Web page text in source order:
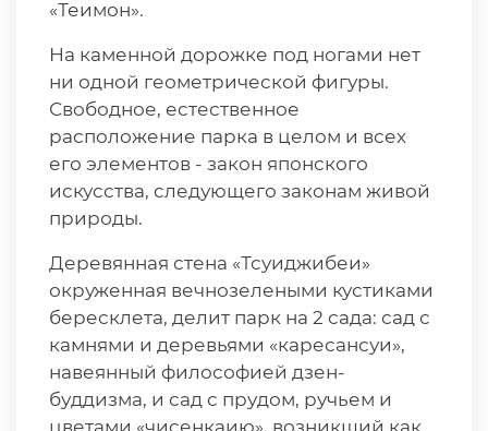
«Теимон».
На каменной дорожке под ногами нет
ни одной геометрической фигуры.
Свободное, естественное
расположение парка в целом и всех
его элементов - закон японского
искусства, следующего законам живой
природы.
Деревянная стена «Тсуиджибеи»
окруженная вечнозелеными кустиками
бересклета, делит парк на 2 сада: сад с
камнями и деревьями «каресансуи»,
навеянный философией дзен-
буддизма, и сад с прудом, ручьем и
цветами «чисенкаию», возникший как